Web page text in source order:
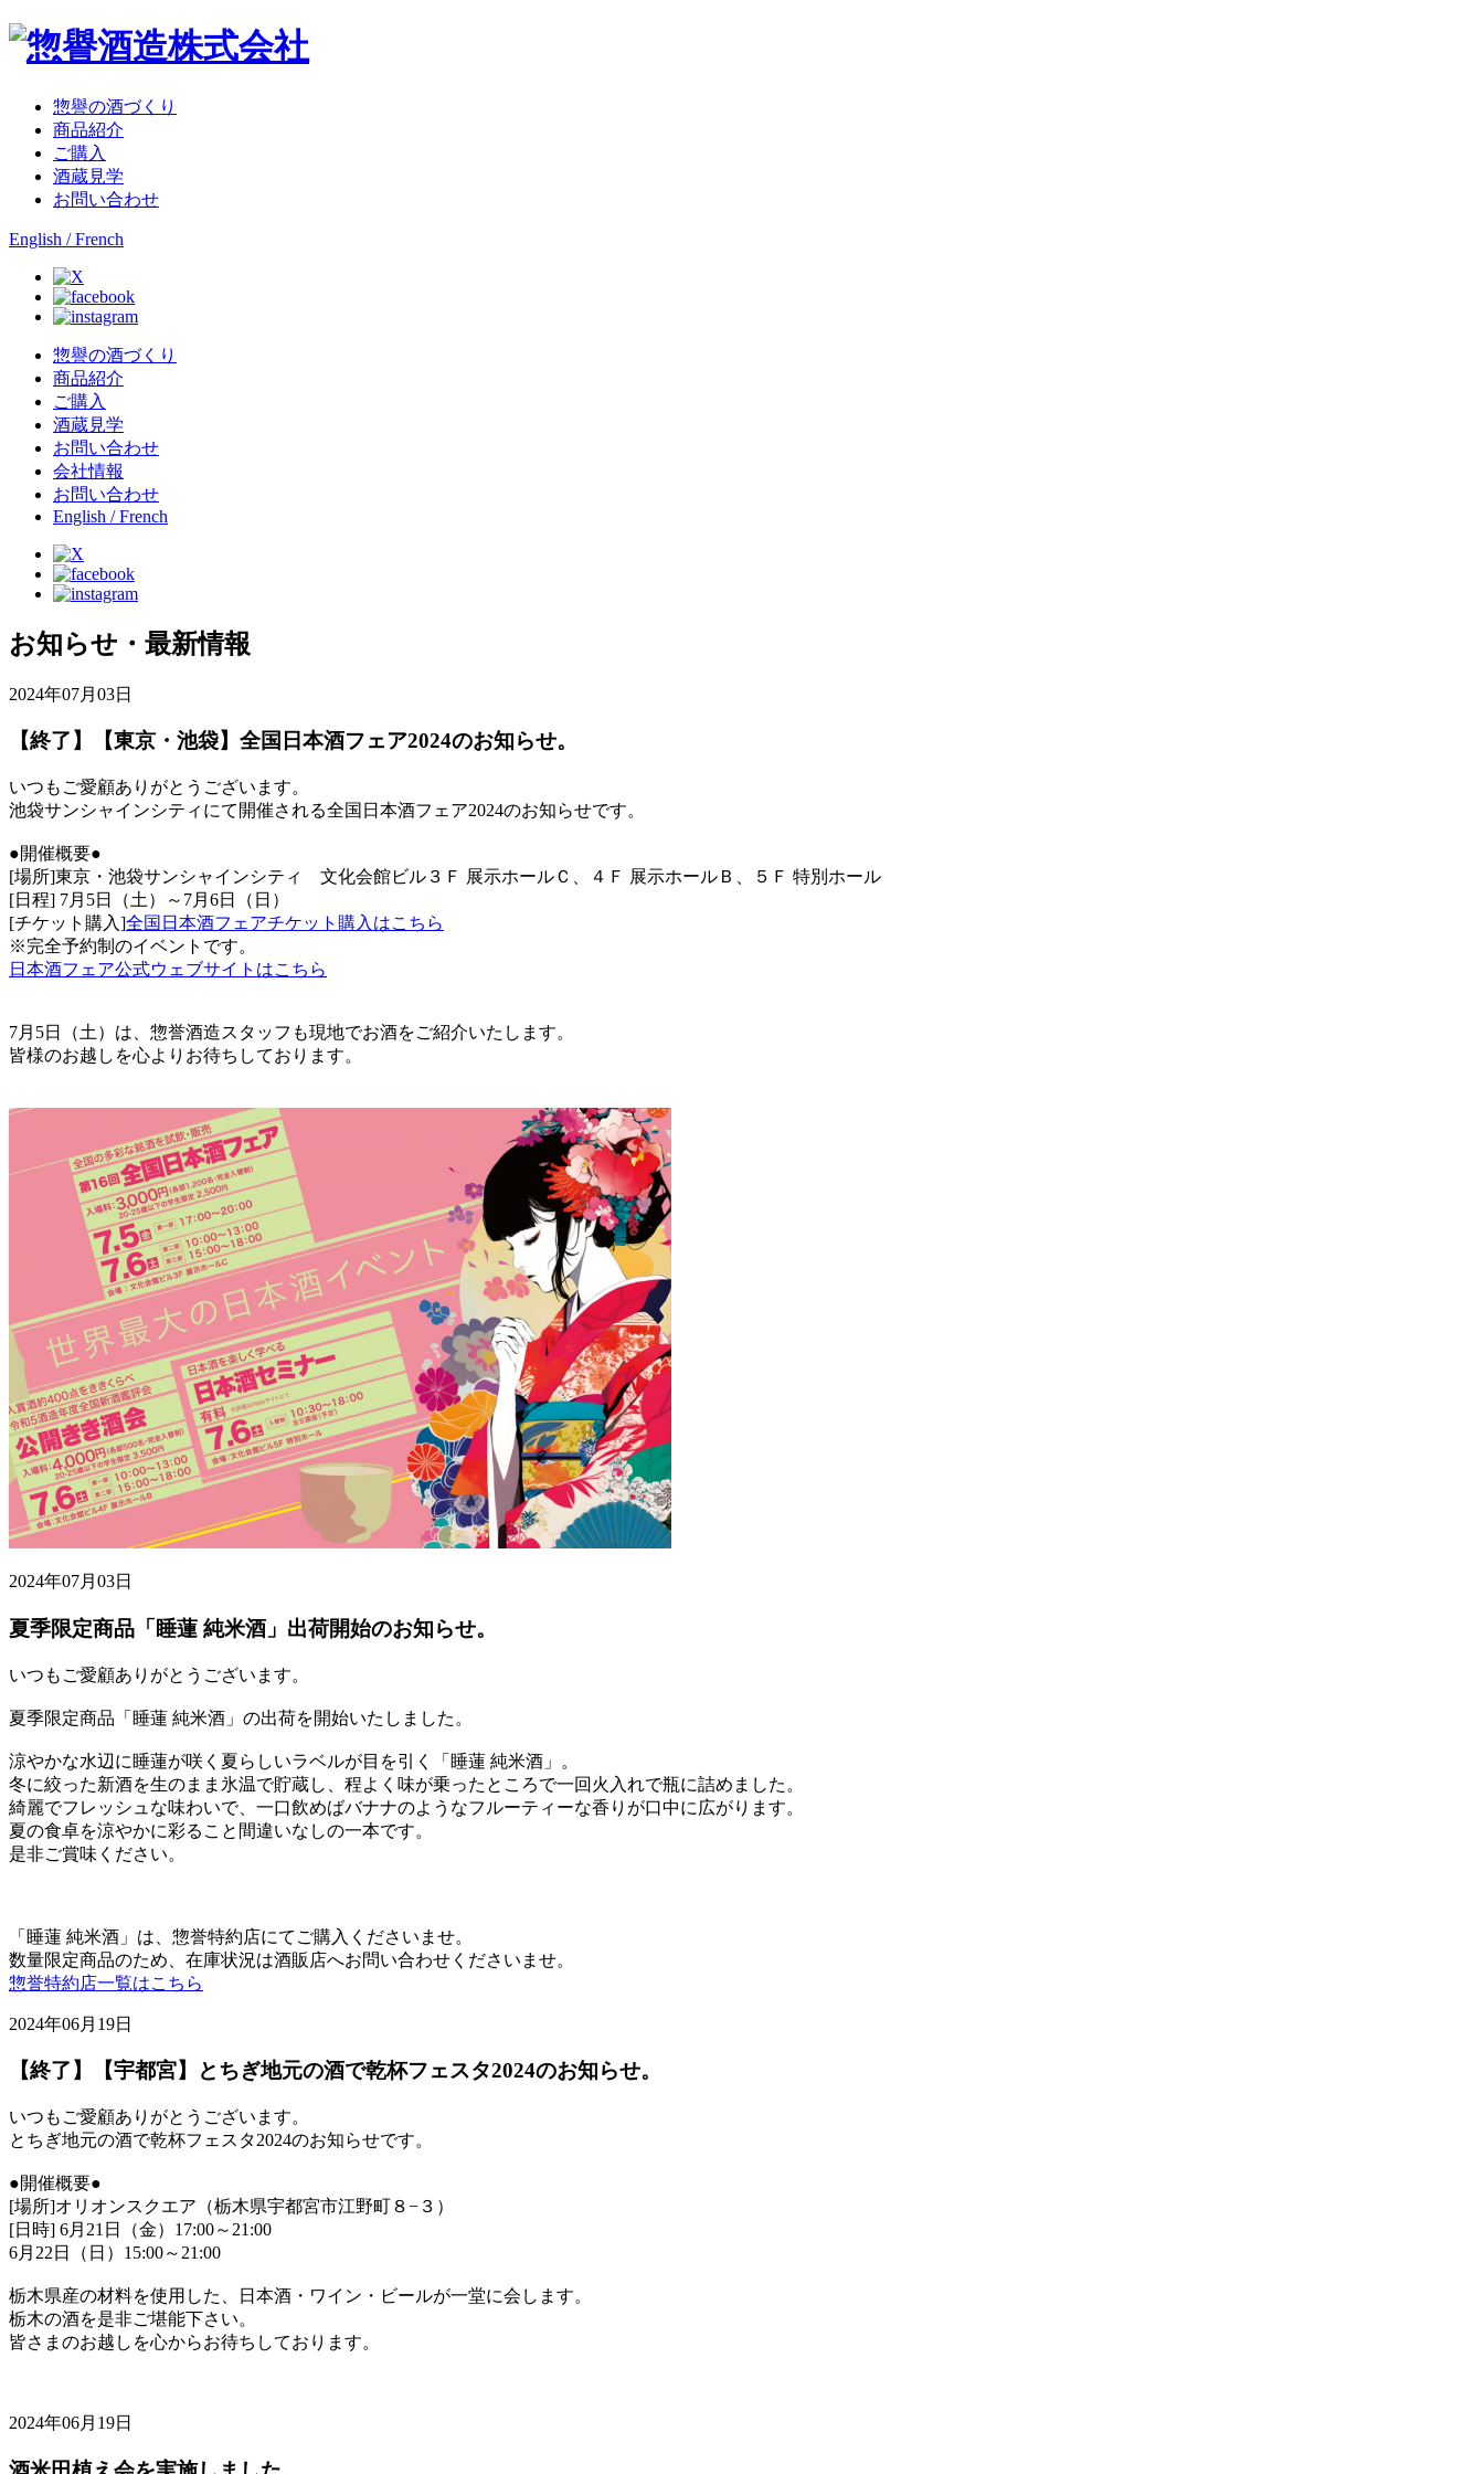
惣譽の酒づくり
商品紹介
ご購入
酒蔵見学
お問い合わせ
English / French
惣譽の酒づくり
商品紹介
ご購入
酒蔵見学
お問い合わせ
会社情報
お問い合わせ
English / French
お知らせ・最新情報
2024年07月03日
【終了】【東京・池袋】全国日本酒フェア2024のお知らせ。
いつもご愛顧ありがとうございます。
池袋サンシャインシティにて開催される全国日本酒フェア2024のお知らせです。
●開催概要●
[場所]東京・池袋サンシャインシティ 文化会館ビル３Ｆ 展示ホールＣ、４Ｆ 展示ホールＢ、５Ｆ 特別ホール
[日程] 7月5日（土）～7月6日（日）
[チケット購入]全国日本酒フェアチケット購入はこちら
※完全予約制のイベントです。
日本酒フェア公式ウェブサイトはこちら
7月5日（土）は、惣誉酒造スタッフも現地でお酒をご紹介いたします。
皆様のお越しを心よりお待ちしております。
2024年07月03日
夏季限定商品「睡蓮 純米酒」出荷開始のお知らせ。
いつもご愛顧ありがとうございます。
夏季限定商品「睡蓮 純米酒」の出荷を開始いたしました。
涼やかな水辺に睡蓮が咲く夏らしいラベルが目を引く「睡蓮 純米酒」。
冬に絞った新酒を生のまま氷温で貯蔵し、程よく味が乗ったところで一回火入れで瓶に詰めました。
綺麗でフレッシュな味わいで、一口飲めばバナナのようなフルーティーな香りが口中に広がります。
夏の食卓を涼やかに彩ること間違いなしの一本です。
是非ご賞味ください。
「睡蓮 純米酒」は、惣誉特約店にてご購入くださいませ。
数量限定商品のため、在庫状況は酒販店へお問い合わせくださいませ。
惣誉特約店一覧はこちら
2024年06月19日
【終了】【宇都宮】とちぎ地元の酒で乾杯フェスタ2024のお知らせ。
いつもご愛顧ありがとうございます。
とちぎ地元の酒で乾杯フェスタ2024のお知らせです。
●開催概要●
[場所]オリオンスクエア（栃木県宇都宮市江野町８−３）
[日時] 6月21日（金）17:00～21:00
6月22日（日）15:00～21:00
栃木県産の材料を使用した、日本酒・ワイン・ビールが一堂に会します。
栃木の酒を是非ご堪能下さい。
皆さまのお越しを心からお待ちしております。
2024年06月19日